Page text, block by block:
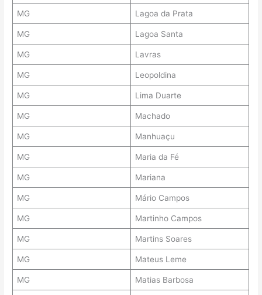
MG Lagoa da Prata
MG Lagoa Santa
MG Lavras
MG Leopoldina
MG Lima Duarte
MG Machado
MG Manhuaçu
MG Maria da Fé
MG Mariana
MG Mário Campos
MG Martinho Campos
MG Martins Soares
MG Mateus Leme
MG Matias Barbosa